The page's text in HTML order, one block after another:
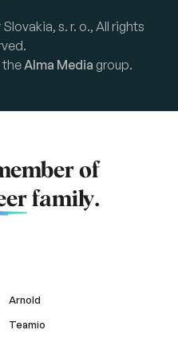
s. r. o., All rights
theAlma Media group.
of
family.
Arnold
Teamio